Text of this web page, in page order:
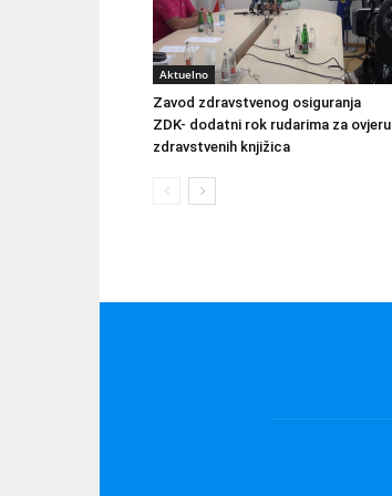
Aktuelno
Zavod zdravstvenog osiguranja
ZDK- dodatni rok rudarima za ovjeru
zdravstvenih knjižica